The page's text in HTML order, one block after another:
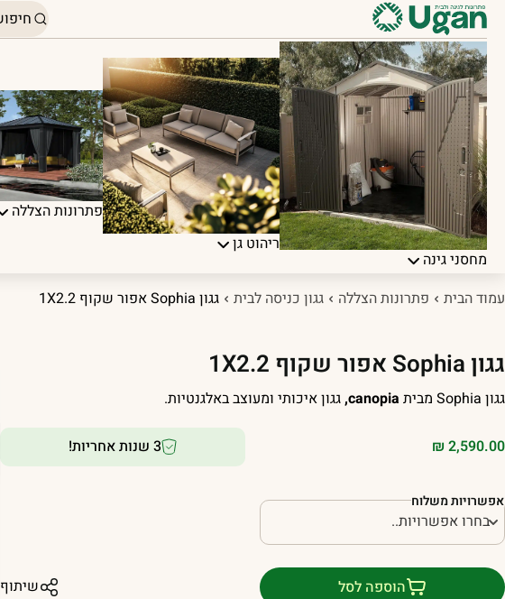
מחסני גינה
ריהוט גן
פתרונות הצללה
עמוד הבית
פתרונות הצללה גגון כניסה לבית גגון Sophia אפור שקוף 1X2.2
גגון Sophia אפור שקוף 1X2.2
3 שנות אחריות! ₪ 2,590.00
גגון Sophia מבית canopia, גגון איכותי ומעוצב באלגנטיות.
אפשרויות משלוח
הוספה לסל שיתוף